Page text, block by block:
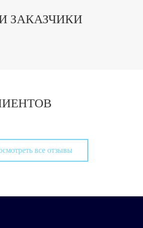
ЗАКАЗЧИКИ
все отзывы